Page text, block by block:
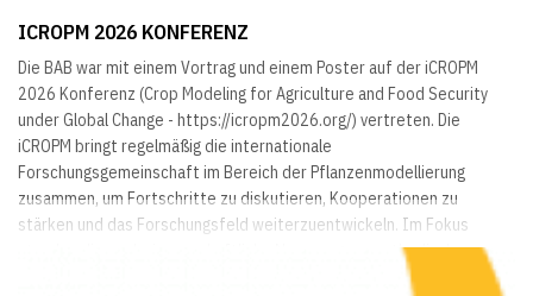
ICROPM 2026 KONFERENZ
Die BAB war mit einem Vortrag und einem Poster auf der iCROPM
2026 Konferenz (Crop Modeling for Agriculture and Food Security
under Global Change - https://icropm2026.org/) vertreten. Die
iCROPM bringt regelmäßig die internationale
Forschungsgemeinschaft im Bereich der Pflanzenmodellierung
zusammen, um Fortschritte zu diskutieren, Kooperationen zu
stärken und das Forschungsfeld weiterzuentwickeln. Im Fokus
standen diesmal wissenschaftliche Neuerungen, methodische